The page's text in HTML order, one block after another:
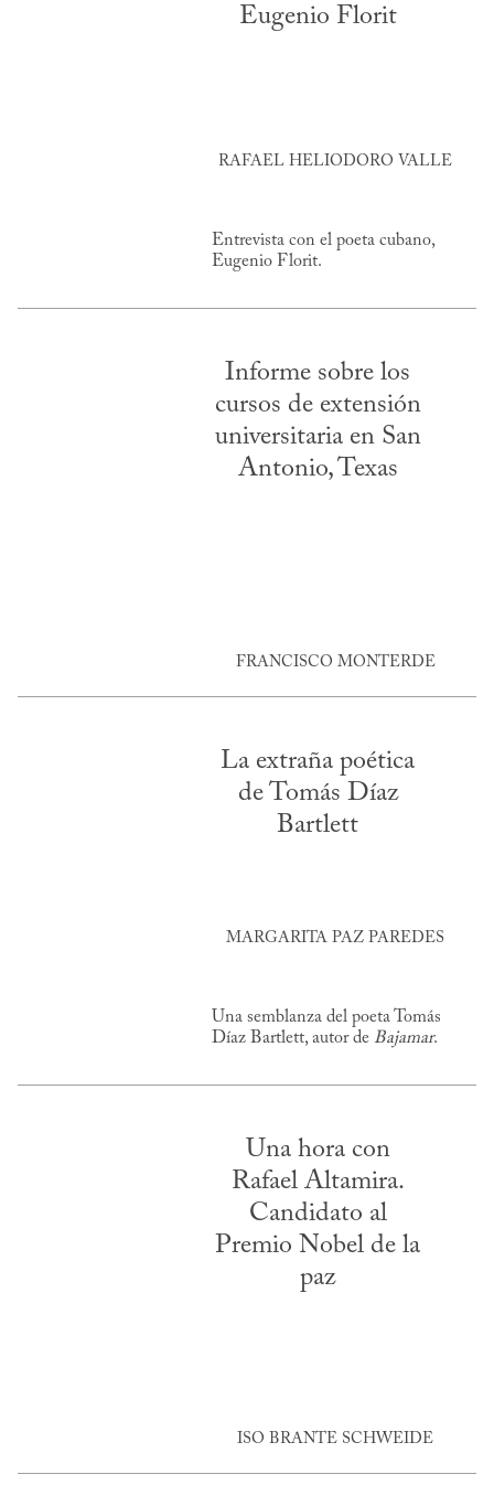
Eugenio Florit
RAFAEL HELIODORO VALLE
Entrevista con el poeta cubano,
Eugenio Florit.
Informe sobre los
cursos de extensión
universitaria en San
Antonio, Texas
FRANCISCO MONTERDE
La extraña poética
de Tomás Díaz
Bartlett
MARGARITA PAZ PAREDES
Una semblanza del poeta Tomás
Díaz Bartlett, autor de Bajamar.
Una hora con
Rafael Altamira.
Candidato al
Premio Nobel de la
paz
ISO BRANTE SCHWEIDE